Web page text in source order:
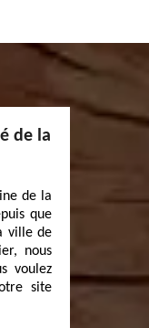
de la
de la
que
ville de
nous
voulez
site